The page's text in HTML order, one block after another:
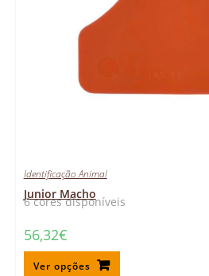
6 cores disponíveis
Identificação Animal
Junior Macho
56,32€
Ver opções